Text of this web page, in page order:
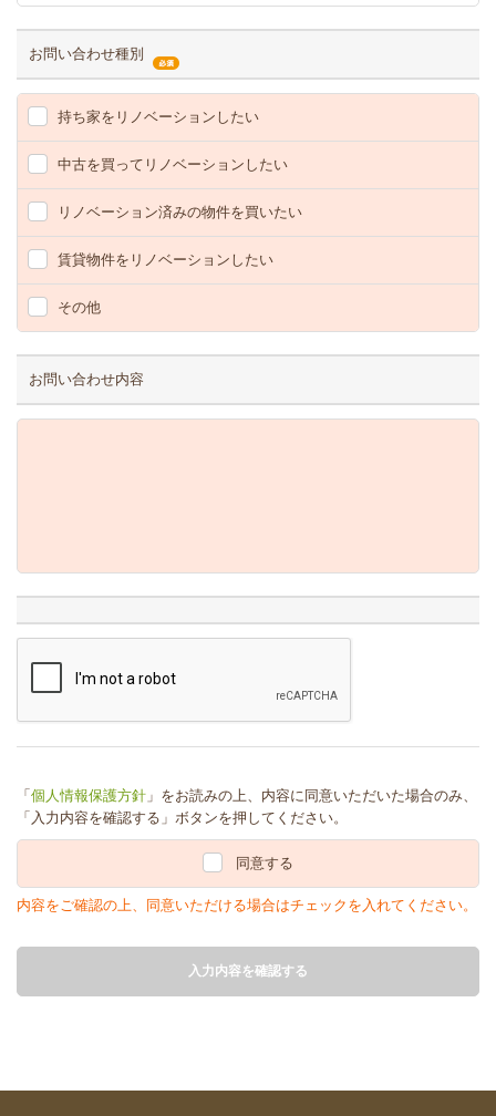
お問い合わせ種別
持ち家をリノベーションしたい
中古を買ってリノベーションしたい
リノベーション済みの物件を買いたい
賃貸物件をリノベーションしたい
その他
お問い合わせ内容
「 個人情報保護方針 」をお読みの上、内容に同意いただいた場合のみ、
「入力内容を確認する」ボタンを押してください。
同意する
内容をご確認の上、同意いただける場合はチェックを入れてください。
入力内容を確認する